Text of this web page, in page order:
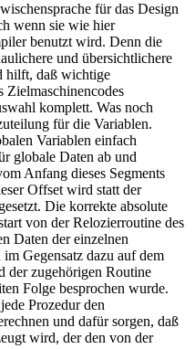
für das Design
wenn sie wie hier
benutzt wird. Denn die
und übersichtlichere
hilft, daß wichtige
Zielmaschinencodes
komplett. Was noch
für die Variablen.
Variablen einfach
globale Daten ab und
Anfang dieses Segments
Offset wird statt der
Die korrekte absolute
von der Relozierroutine des
Daten der einzelnen
Gegensatz dazu auf dem
der zugehörigen Routine
Folge besprochen wurde.
Prozedur den
und dafür sorgen, daß
wird, der den von der